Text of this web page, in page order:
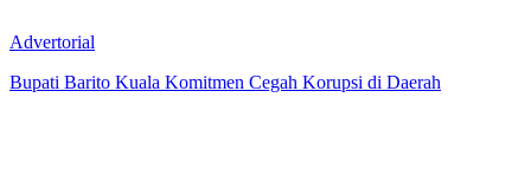
Advertorial
Bupati Barito Kuala Komitmen Cegah Korupsi di Daerah